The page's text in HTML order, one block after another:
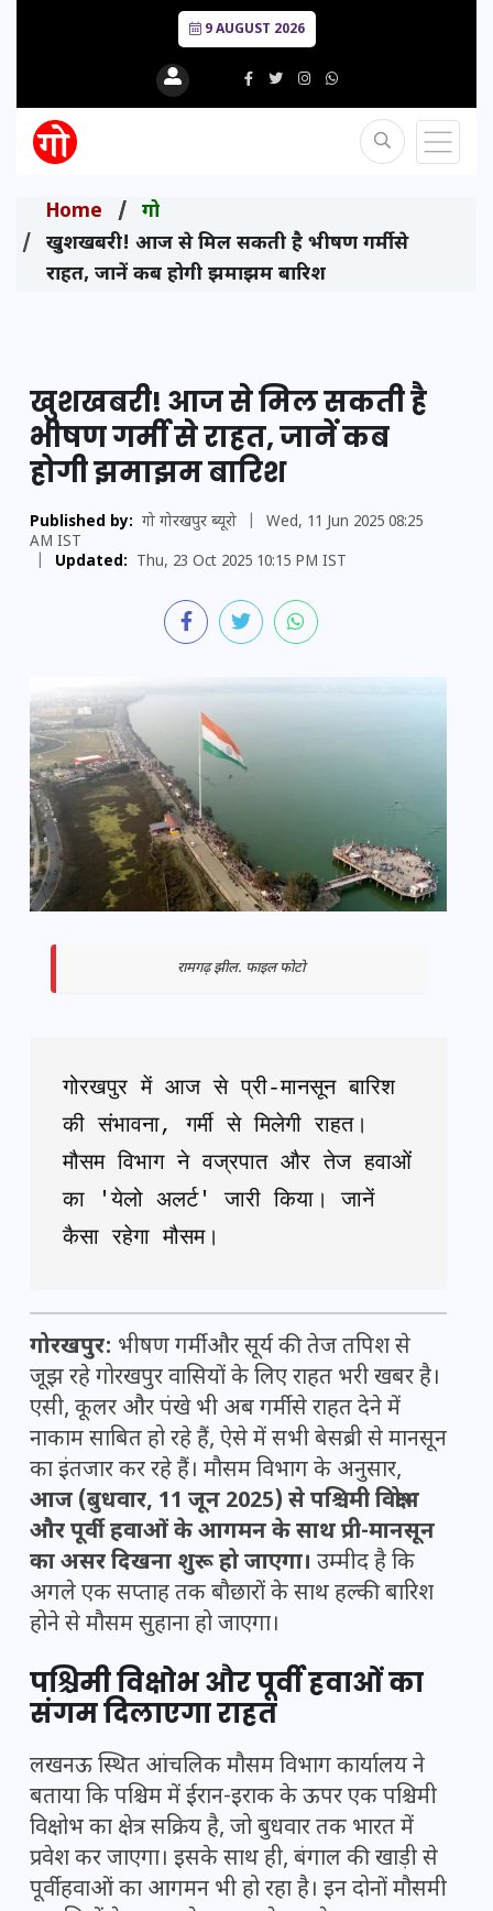
9 AUGUST 2026
Home
गो
खुशखबरी! आज से मिल सकती है भीषण गर्मी से
राहत, जानें कब होगी झमाझम बारिश
खुशखबरी! आज से मिल सकती है
भीषण गर्मी से राहत, जानें कब
होगी झमाझम बारिश
Published by: गो गोरखपुर ब्यूरो
Wed, 11 Jun 2025 08:25
AM IST
Updated: Thu, 23 Oct 2025 10:15 PM IST
रामगढ़ झील. फाइल फोटो
गोरखपुर में आज से प्री-मानसून बारिश
की संभावना, गर्मी से मिलेगी राहत।
मौसम विभाग ने वज्रपात और तेज हवाओं
का 'येलो अलर्ट' जारी किया। जानें
कैसा रहेगा मौसम।
गोरखपुर: भीषण गर्मी और सूर्य की तेज तपिश से
जूझ रहे गोरखपुर वासियों के लिए राहत भरी खबर है।
एसी, कूलर और पंखे भी अब गर्मी से राहत देने में
नाकाम साबित हो रहे हैं, ऐसे में सभी बेसब्री से मानसून
का इंतजार कर रहे हैं। मौसम विभाग के अनुसार,
आज (बुधवार, 11 जून 2025) से पश्चिमी विक्षोभ
और पूर्वी हवाओं के आगमन के साथ प्री-मानसून
का असर दिखना शुरू हो जाएगा। उम्मीद है कि
अगले एक सप्ताह तक बौछारों के साथ हल्की बारिश
होने से मौसम सुहाना हो जाएगा।
पश्चिमी विक्षोभ और पूर्वी हवाओं का
संगम दिलाएगा राहत
लखनऊ स्थित आंचलिक मौसम विभाग कार्यालय ने
बताया कि पश्चिम में ईरान-इराक के ऊपर एक पश्चिमी
विक्षोभ का क्षेत्र सक्रिय है, जो बुधवार तक भारत में
प्रवेश कर जाएगा। इसके साथ ही, बंगाल की खाड़ी से
पूर्वी हवाओं का आगमन भी हो रहा है। इन दोनों मौसमी